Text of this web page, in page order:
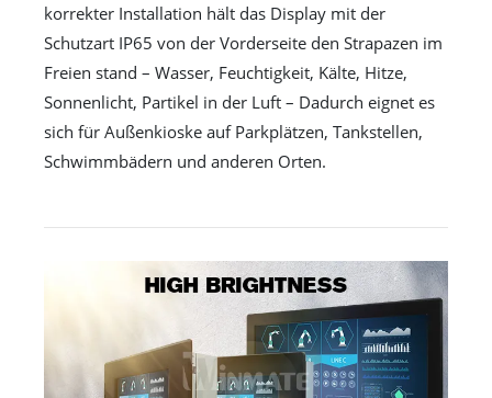
korrekter Installation hält das Display mit der
Schutzart IP65 von der Vorderseite den Strapazen im
Freien stand – Wasser, Feuchtigkeit, Kälte, Hitze,
Sonnenlicht, Partikel in der Luft – Dadurch eignet es
sich für Außenkioske auf Parkplätzen, Tankstellen,
Schwimmbädern und anderen Orten.